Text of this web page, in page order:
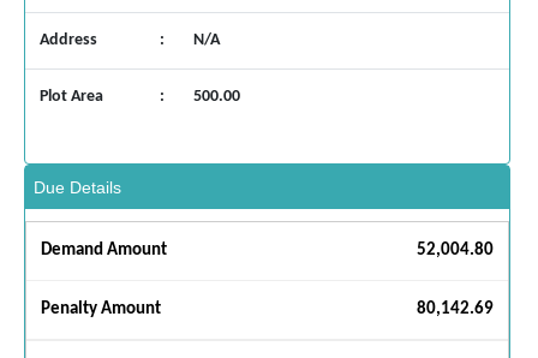
Address : N/A
Plot Area : 500.00
Due Details
Demand Amount 52,004.80
Penalty Amount 80,142.69